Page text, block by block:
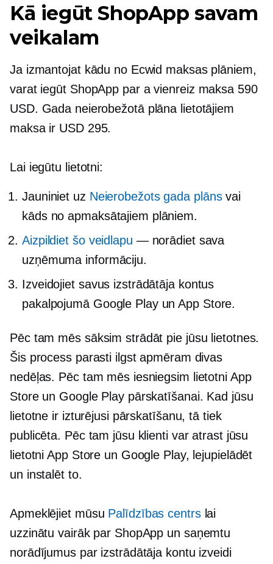
Kā iegūt ShopApp savam
veikalam
Ja izmantojat kādu no Ecwid maksas plāniem,
varat iegūt ShopApp par avienreiz maksa 590
USD. Gada neierobežotā plāna lietotājiem
maksa ir USD 295.
Lai iegūtu lietotni:
Jauniniet uz Neierobežots gada plānsvai
kāds no apmaksātajiem plāniem.
Aizpildiet šo veidlapu — norādiet sava
uzņēmuma informāciju.
Izveidojiet savus izstrādātāja kontus
pakalpojumā Google Play un App Store.
Pēc tam mēs sāksim strādāt pie jūsu lietotnes.
Šis process parasti ilgst apmēram divas
nedēļas. Pēc tam mēs iesniegsim lietotni App
Store un Google Play pārskatīšanai. Kad jūsu
lietotne ir izturējusi pārskatīšanu, tā tiek
publicēta. Pēc tam jūsu klienti var atrast jūsu
lietotni App Store un Google Play, lejupielādēt
un instalēt to.
Apmeklējiet mūsu Palīdzības centrslai
uzzinātu vairāk par ShopApp un saņemtu
norādījumus par izstrādātāja kontu izveidi